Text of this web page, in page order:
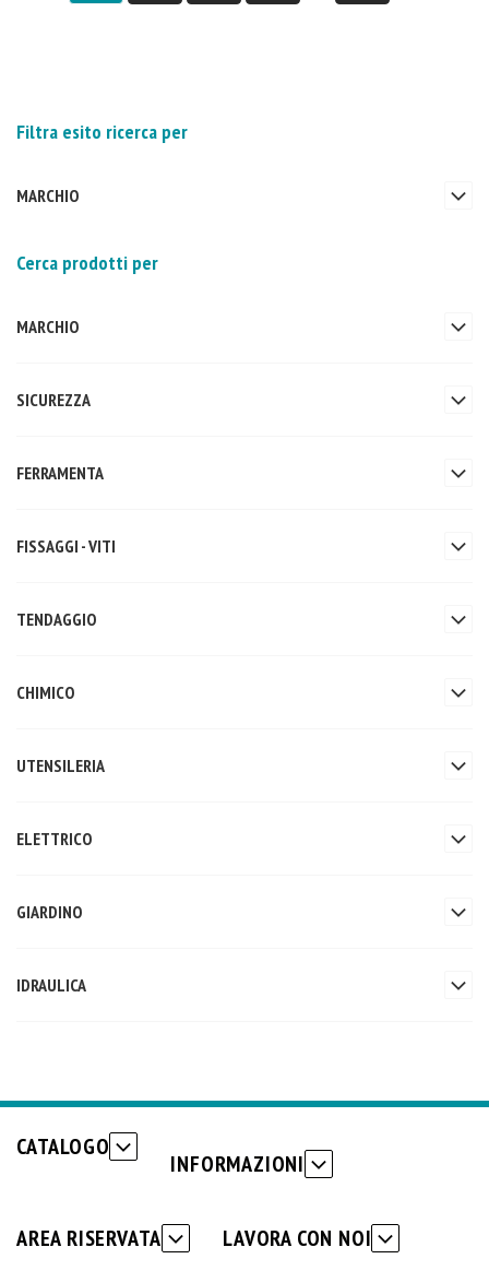
Filtra esito ricerca per
MARCHIO
Cerca prodotti per
MARCHIO
SICUREZZA
FERRAMENTA
FISSAGGI - VITI
TENDAGGIO
CHIMICO
UTENSILERIA
ELETTRICO
GIARDINO
IDRAULICA
CATALOGO
INFORMAZIONI
AREA RISERVATA LAVORA CON NOI